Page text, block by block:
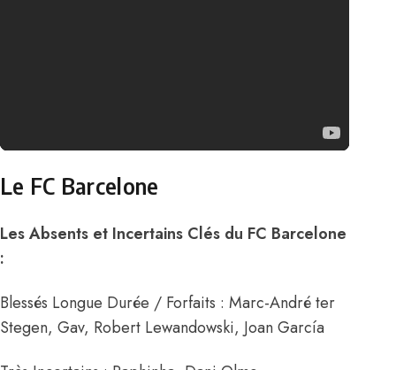
Le FC Barcelone
Les Absents et Incertains Clés du FC Barcelone
:
Blessés Longue Durée / Forfaits : Marc-André ter
Stegen, Gav, Robert Lewandowski, Joan García